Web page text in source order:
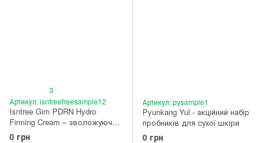
3
Артикул: isntreefreesample12
Isntree Gim PDRN Hydro
Firming Cream – зволожуючий
крем для пружності шкіри з
0 грн
Артикул: pysample1
Pyunkang Yul - акційний набір
пробників для сухої шкіри
0 грн